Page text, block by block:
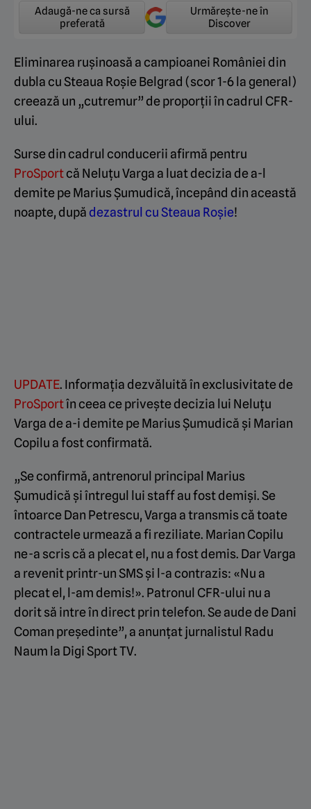
Adaugă-ne ca sursă
preferată
Urmărește-ne în
Discover
Eliminarea rușinoasă a campioanei României din
dubla cu Steaua Roșie Belgrad (scor 1-6 la general)
creează un „cutremur” de proporții în cadrul CFR-
ului.
Surse din cadrul conducerii afirmă pentru
ProSportcă Neluțu Varga a luat decizia de a-l
demite pe Marius Șumudică, începând din această
noapte, după dezastrul cu Steaua Roșie!
UPDATE. Informația dezvăluită în exclusivitate de
ProSportîn ceea ce privește decizia lui Neluțu
Varga de a-i demite pe Marius Șumudică și Marian
Copilu a fost confirmată.
„Se confirmă, antrenorul principal Marius
Șumudică și întregul lui staff au fost demiși. Se
întoarce Dan Petrescu, Varga a transmis că toate
contractele urmează a fi reziliate. Marian Copilu
ne-a scris că a plecat el, nu a fost demis. Dar Varga
a revenit printr-un SMS și l-a contrazis: «Nu a
plecat el, l-am demis!». Patronul CFR-ului nu a
dorit să intre în direct prin telefon. Se aude de Dani
Coman președinte”, a anunțat jurnalistul Radu
Naum la Digi Sport TV.